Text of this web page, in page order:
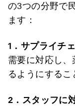
の3つの分野で
ます：
1 ． サプライチ
需要に対応し、
るようにするこ
2 ． スタッフに